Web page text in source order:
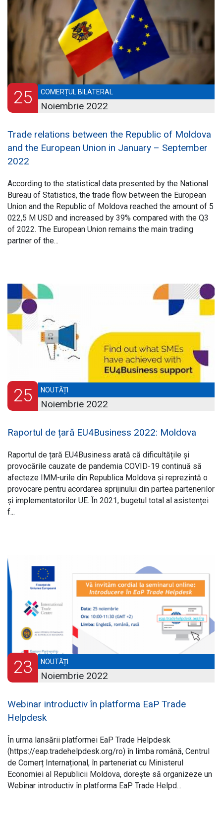
25 COMERȚUL BILATERAL
Noiembrie 2022
Trade relations between the Republic of Moldova
and the European Union in January – September
2022
According to the statistical data presented by the National
Bureau of Statistics, the trade flow between the European
Union and the Republic of Moldova reached the amount of 5
022,5 M USD and increased by 39% compared with the Q3
of 2022. The European Union remains the main trading
partner of the...
25 NOUTĂȚI
Noiembrie 2022
Raportul de țară EU4Business 2022: Moldova
Raportul de țară EU4Business arată că dificultățile și
provocările cauzate de pandemia COVID-19 continuă să
afecteze IMM-urile din Republica Moldova și reprezintă o
provocare pentru acordarea sprijinului din partea partenerilor
și implementatorilor UE. În 2021, bugetul total al asistenței
f...
23 NOUTĂȚI
Noiembrie 2022
Webinar introductiv în platforma EaP Trade
Helpdesk
În urma lansării platformei EaP Trade Helpdesk
(https://eap.tradehelpdesk.org/ro) în limba română, Centrul
de Comerț Internațional, în parteneriat cu Ministerul
Economiei al Republicii Moldova, dorește să organizeze un
Webinar introductiv în platforma EaP Trade Helpd...